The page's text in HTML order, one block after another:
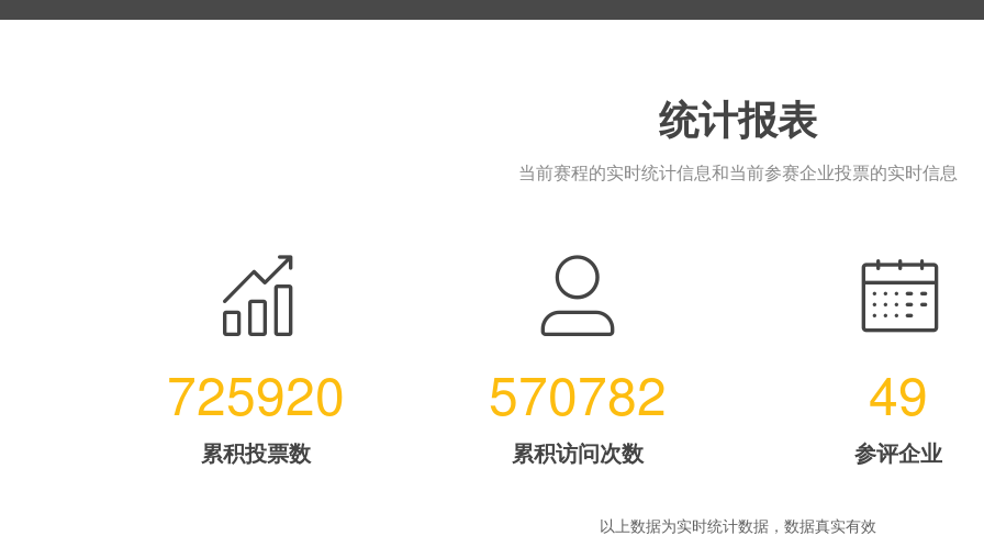
统计报表
当前赛程的实时统计信息和当前参赛企业投票的实时信息
725920
累积投票数
570782
累积访问次数
49
参评企业
以上数据为实时统计数据，数据真实有效